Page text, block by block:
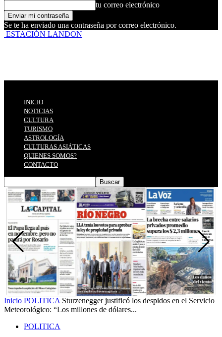
tu correo electrónico
Se te ha enviado una contraseña por correo electrónico.
ESTACIÓN LANDON
INICIO
NOTICIAS
CULTURA
TURISMO
ASTROLOGÍA
CULTURAS ASIÁTICAS
QUIENES SOMOS?
CONTACTO
Inicio POLITICA Sturzenegger justificó los despidos en el Servicio
Meteorológico: “Los millones de dólares...
POLITICA